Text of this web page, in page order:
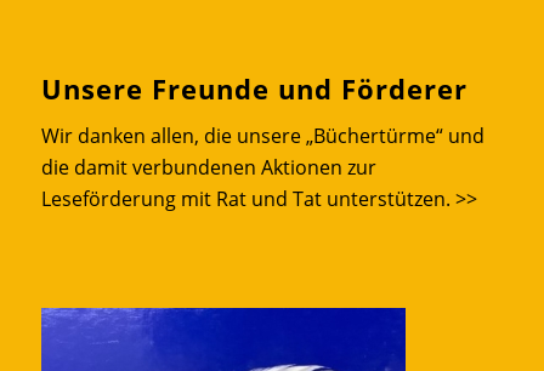
Unsere Freunde und Förderer
Wir danken allen, die unsere „Büchertürme“ und
die damit verbundenen Aktionen zur
Leseförderung mit Rat und Tat unterstützen. >>